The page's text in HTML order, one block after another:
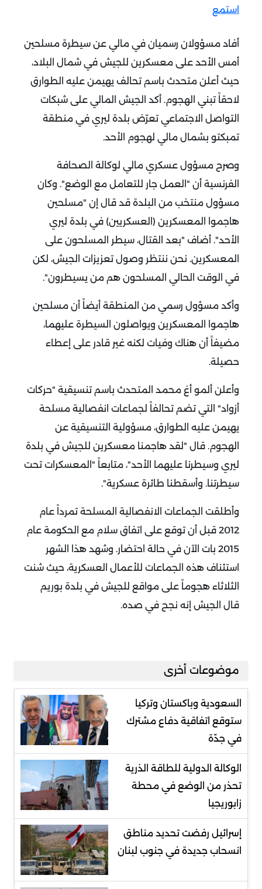
استمع
أفاد مسؤولان رسميان في مالي عن سيطرة مسلحين
أمس الأحد على معسكرين للجيش في شمال البلاد،
حيث أعلن متحدث باسم تحالف يهيمن عليه الطوارق
لاحقاً تبني الهجوم. أكد الجيش المالي على شبكات
التواصل الاجتماعي تعرّض بلدة ليري في منطقة
تمبكتو بشمال مالي لهجوم الأحد.
وصرح مسؤول عسكري مالي لوكالة الصحافة
الفرنسية أن "العمل جار للتعامل مع الوضع". وكان
مسؤول منتخب من البلدة قد قال إن "مسلحين
هاجموا المعسكرين (العسكريين) في بلدة ليري
الأحد". أضاف "بعد القتال، سيطر المسلحون على
المعسكرين. نحن ننتظر وصول تعزيزات الجيش، لكن
في الوقت الحالي المسلحون هم من يسيطرون".
وأكد مسؤول رسمي من المنطقة أيضاً أن مسلحين
هاجموا المعسكرين ويواصلون السيطرة عليهما،
مضيفاً أن هناك وفيات لكنه غير قادر على إعطاء
حصيلة.
وأعلن ألمو أغ محمد المتحدث باسم تنسيقية "حركات
أزواد" التي تضم تحالفاً لجماعات انفصالية مسلحة
يهيمن عليه الطوارق، مسؤولية التنسيقية عن
الهجوم. قال "لقد هاجمنا معسكرين للجيش في بلدة
ليري وسيطرنا عليهما الأحد"، متابعاً "المعسكرات تحت
سيطرتنا. وأسقطنا طائرة عسكرية".
وأطلقت الجماعات الانفصالية المسلحة تمرداً عام
2012 قبل أن توقع على اتفاق سلام مع الحكومة عام
2015 بات الآن في حالة احتضار. وشهد هذا الشهر
استئناف هذه الجماعات للأعمال العسكرية، حيث شنت
الثلاثاء هجوماً على مواقع للجيش في بلدة بوريم
قال الجيش إنه نجح في صده.
موضوعات أخرى
السعودية وباكستان وتركيا
ستوقع اتفاقية دفاع مشترك
في جدّة
الوكالة الدولية للطاقة الذرية
تحذر من الوضع في محطة
زابوريجيا
إسرائيل رفضت تحديد مناطق
انسحاب جديدة في جنوب لبنان